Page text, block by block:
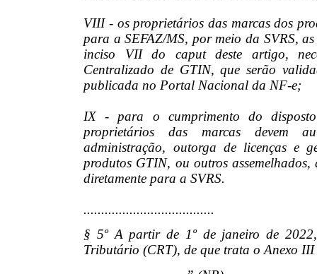
VIII - os proprietários das marcas dos
para a SEFAZ/MS, por meio da SVRS,
inciso VII do caput deste artigo,
Centralizado de GTIN, que serão
publicada no Portal Nacional da NF-e;
IX - para o cumprimento do
proprietários das marcas devem
administração, outorga de licenças e
produtos GTIN, ou outros
diretamente para a SVRS.
.....................................
§ 5º A partir de 1º de janeiro de
Tributário (CRT), de que trata o Anexo